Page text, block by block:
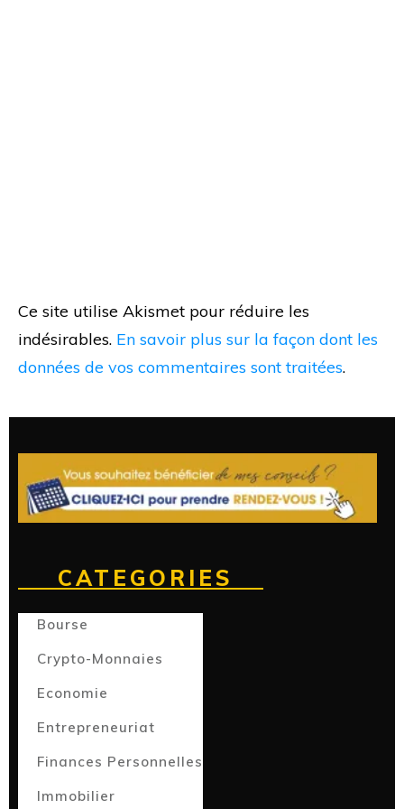
Ce site utilise Akismet pour réduire les
indésirables. En savoir plus sur la façon dont les
données de vos commentaires sont traitées.
CATEGORIES
Bourse
Crypto-Monnaies
Economie
Entrepreneuriat
Finances Personnelles
Immobilier